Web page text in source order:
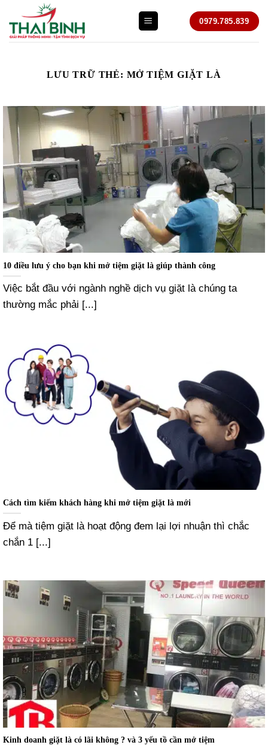
qua
nội
0979.785.839
LƯU TRỮ THẺ: MỞ TIỆM GIẶT LÀ
10 điều lưu ý cho bạn khi mở tiệm giặt là giúp thành công
Việc bắt đầu với ngành nghề dịch vụ giặt là chúng ta
thường mắc phải [...]
Cách tìm kiếm khách hàng khi mở tiệm giặt là mới
Để mà tiệm giặt là hoạt động đem lại lợi nhuận thì chắc
chắn 1 [...]
Kinh doanh giặt là có lãi không ? và 3 yếu tồ cần mở tiệm